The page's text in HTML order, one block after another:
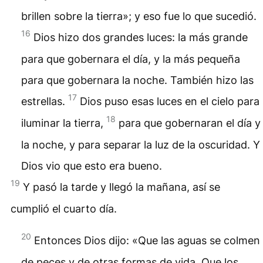
brillen sobre la tierra»; y eso fue lo que sucedió.
16 Dios hizo dos grandes luces: la más grande
para que gobernara el día, y la más pequeña
para que gobernara la noche. También hizo las
estrellas. 17 Dios puso esas luces en el cielo para
iluminar la tierra, 18 para que gobernaran el día y
la noche, y para separar la luz de la oscuridad. Y
Dios vio que esto era bueno.
19 Y pasó la tarde y llegó la mañana, así se
cumplió el cuarto día.
20 Entonces Dios dijo: «Que las aguas se colmen